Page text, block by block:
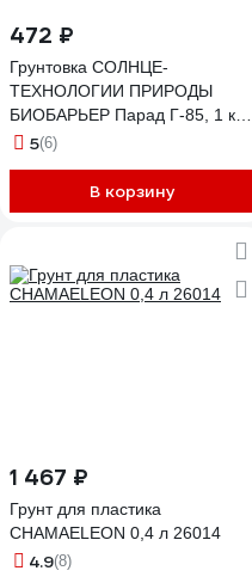
472 ₽
Грунтовка СОЛНЦЕ-
ТЕХНОЛОГИИ ПРИРОДЫ
БИОБАРЬЕР Парад Г-85, 1 кг
4812589000526
5(6)
В корзину
1 467 ₽
Грунт для пластика
CHAMAELEON 0,4 л 26014
4.9(8)